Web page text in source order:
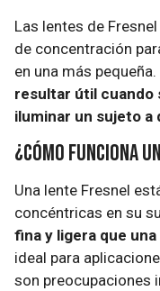
Las lentes de
de concentración
en una más pequeña.
resultar útil cuando
iluminar un sujeto a
¿Cómo funciona
Una lente Fresnel
concéntricas en su
fina y ligera que
ideal para
son preocupaciones